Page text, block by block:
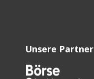
Unsere Partner